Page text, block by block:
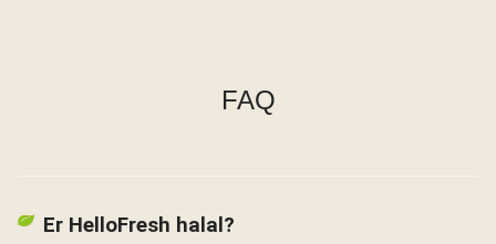
FAQ
Er HelloFresh halal?